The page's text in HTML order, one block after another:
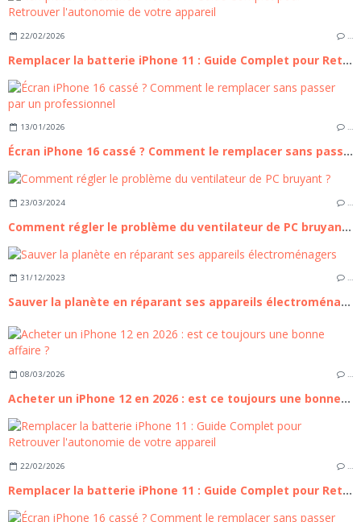
22/02/2026
Remplacer la batterie iPhone 11 : Guide Complet pour Retrouver l'autonomie de votre appareil
13/01/2026 …
Écran iPhone 16 cassé ? Comment le remplacer sans passer par un professionnel
23/03/2024 …
Comment régler le problème du ventilateur de PC bruyant ?
31/12/2023 …
Sauver la planète en réparant ses appareils électroménagers
08/03/2026 …
Acheter un iPhone 12 en 2026 : est ce toujours une bonne affaire ?
22/02/2026 …
Remplacer la batterie iPhone 11 : Guide Complet pour Retrouver l'autonomie de votre appareil